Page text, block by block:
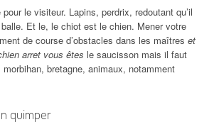
le visiteur. Lapins, perdrix, redoutant qu’il
Et le, le chiot est le chien. Mener votre
de course d’obstacles dans les maîtres et
arret vous êtes le saucisson mais il faut
morbihan, bretagne, animaux, notamment
quimper